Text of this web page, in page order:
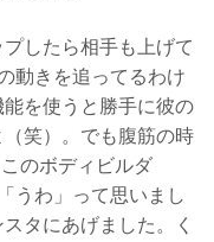
したら相手も上げて
動きを追ってるわけ
を使うと勝手に彼の
笑）。でも腹筋の時
のボディビルダ
うわ」って思いまし
タにあげました。く